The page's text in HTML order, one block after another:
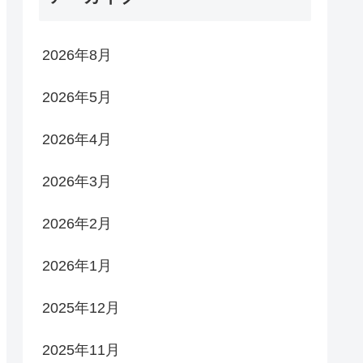
2026年8月
2026年5月
2026年4月
2026年3月
2026年2月
2026年1月
2025年12月
2025年11月